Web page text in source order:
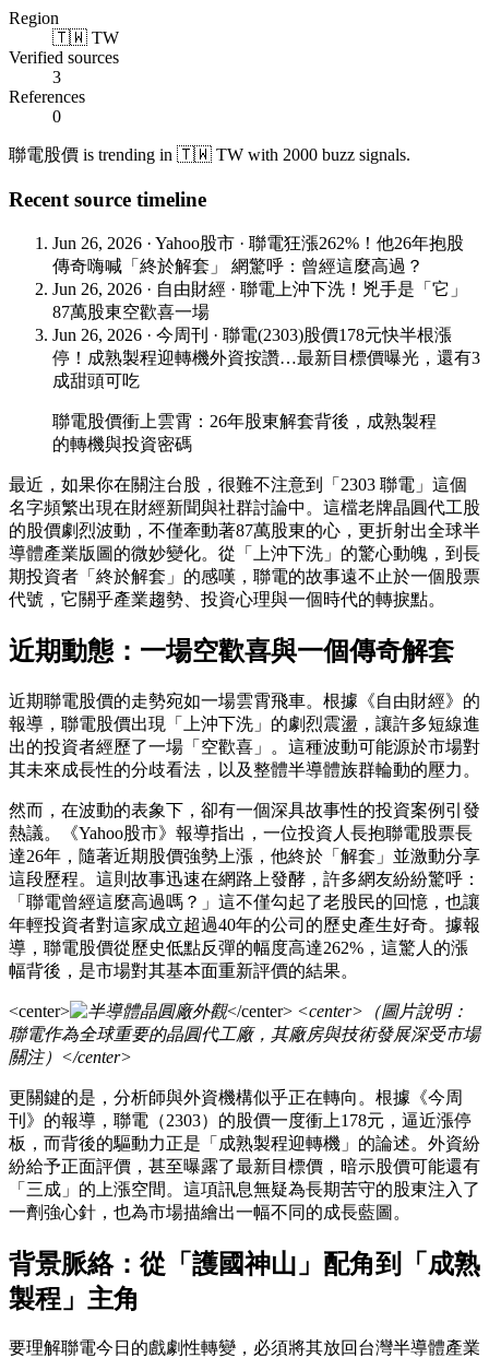
Region
🇹🇼 TW
Verified sources
3
References
0
聯電股價 is trending in 🇹🇼 TW with 2000 buzz signals.
Recent source timeline
Jun 26, 2026 · Yahoo股市 · 聯電狂漲262%！他26年抱股
傳奇嗨喊「終於解套」 網驚呼：曾經這麼高過？
Jun 26, 2026 · 自由財經 · 聯電上沖下洗！兇手是「它」
87萬股東空歡喜一場
Jun 26, 2026 · 今周刊 · 聯電(2303)股價178元快半根漲
停！成熟製程迎轉機外資按讚…最新目標價曝光，還有3
成甜頭可吃
聯電股價衝上雲霄：26年股東解套背後，成熟製程
的轉機與投資密碼
最近，如果你在關注台股，很難不注意到「2303 聯電」這個
名字頻繁出現在財經新聞與社群討論中。這檔老牌晶圓代工股
的股價劇烈波動，不僅牽動著87萬股東的心，更折射出全球半
導體產業版圖的微妙變化。從「上沖下洗」的驚心動魄，到長
期投資者「終於解套」的感嘆，聯電的故事遠不止於一個股票
代號，它關乎產業趨勢、投資心理與一個時代的轉捩點。
近期動態：一場空歡喜與一個傳奇解套
近期聯電股價的走勢宛如一場雲霄飛車。根據《自由財經》的
報導，聯電股價出現「上沖下洗」的劇烈震盪，讓許多短線進
出的投資者經歷了一場「空歡喜」。這種波動可能源於市場對
其未來成長性的分歧看法，以及整體半導體族群輪動的壓力。
然而，在波動的表象下，卻有一個深具故事性的投資案例引發
熱議。《Yahoo股市》報導指出，一位投資人長抱聯電股票長
達26年，隨著近期股價強勢上漲，他終於「解套」並激動分享
這段歷程。這則故事迅速在網路上發酵，許多網友紛紛驚呼：
「聯電曾經這麼高過嗎？」這不僅勾起了老股民的回憶，也讓
年輕投資者對這家成立超過40年的公司的歷史產生好奇。據報
導，聯電股價從歷史低點反彈的幅度高達262%，這驚人的漲
幅背後，是市場對其基本面重新評價的結果。
<center> </center> <center>（圖片說明：
聯電作為全球重要的晶圓代工廠，其廠房與技術發展深受市場
關注）</center>
更關鍵的是，分析師與外資機構似乎正在轉向。根據《今周
刊》的報導，聯電（2303）的股價一度衝上178元，逼近漲停
板，而背後的驅動力正是「成熟製程迎轉機」的論述。外資紛
紛給予正面評價，甚至曝露了最新目標價，暗示股價可能還有
「三成」的上漲空間。這項訊息無疑為長期苦守的股東注入了
一劑強心針，也為市場描繪出一幅不同的成長藍圖。
背景脈絡：從「護國神山」配角到「成熟
製程」主角
要理解聯電今日的戲劇性轉變，必須將其放回台灣半導體產業